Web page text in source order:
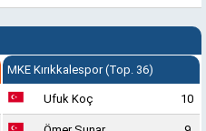
MKE Kırıkkalespor (Top. 36)
Ufuk Koç 10